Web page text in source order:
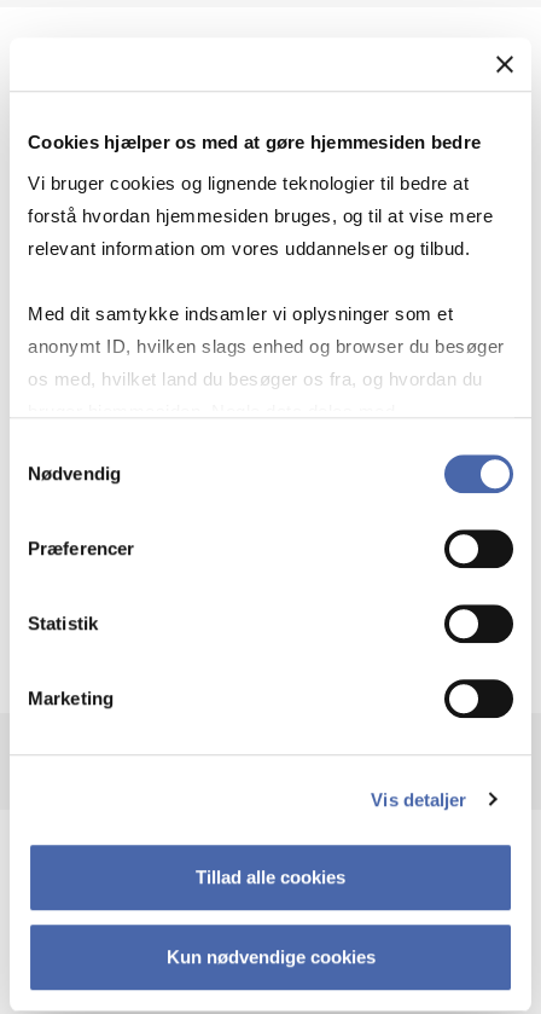
Cookies hjælper os med at gøre hjemmesiden bedre
Vi bruger cookies og lignende teknologier til bedre at
forstå hvordan hjemmesiden bruges, og til at vise mere
relevant information om vores uddannelser og tilbud.
Med dit samtykke indsamler vi oplysninger som et
anonymt ID, hvilken slags enhed og browser du besøger
os med, hvilket land du besøger os fra, og hvordan du
markedsføring. Du bestemmer selv - og kan altid trække
Nødvendig
Præferencer
Statistik
Marketing
Vis detaljer
Tillad alle cookies
Kun nødvendige cookies
Geopolitik og businesssikkerhed
navigerer man som virksomhed?
Krigen i Ukraine
Cybersikkerhed